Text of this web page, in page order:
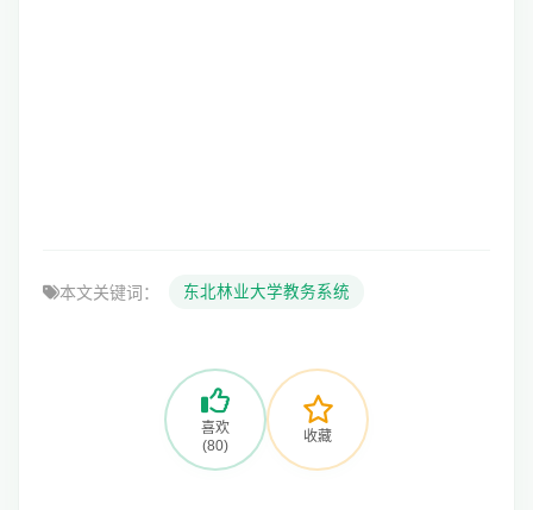
本文关键词： 东北林业大学教务系统
喜欢
(80)
收藏